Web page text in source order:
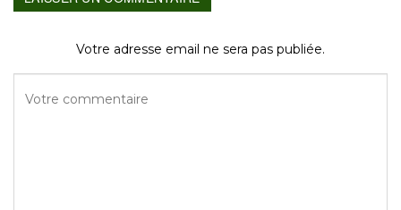
Votre adresse email ne sera pas publiée.